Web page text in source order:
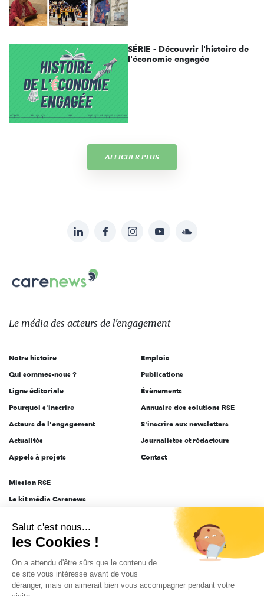
SÉRIE - Découvrir l'histoire de
l'économie engagée
AFFICHER PLUS
sur:
LinkedInFacebookInstagramYouTubeSoundcloud
Carenews,
Le
des
l'engagement
Le média des acteurs de l'engagement
Notre histoire
Qui sommes-nous ?
Ligne éditoriale
Pourquoi s'inscrire
Acteurs de l'engagement
Actualités
Appels à projets
Emplois
Publications
Évènements
Annuaire des solutions RSE
S'inscrire aux newsletters
Journalistes et rédacteurs
Contact
Mission RSE
Le kit média Carenews
AEF info
Novethic
PRODURABLE
Inclusiv Day
Salut c'est nous...
les Cookies !
On a attendu d'être sûrs que le contenu de
ce site vous intéresse avant de vous
déranger, mais on aimerait bien vous accompagner pendant votre